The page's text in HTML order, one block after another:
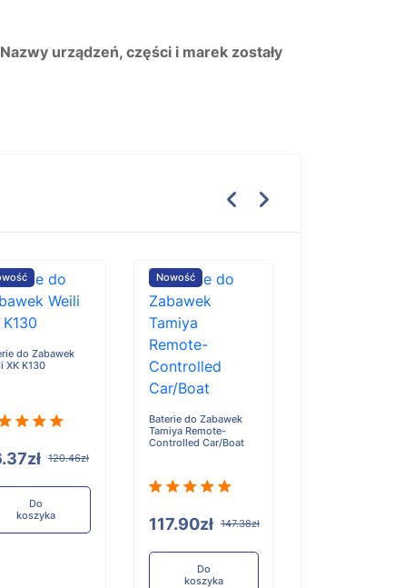
urządzeń, części i marek zostały
do Zabawek
XK K130
120.46zł
Do
koszyka
Nowość
Baterie do Zabawek
Tamiya Remote-
Controlled Car/Boat
117.90zł 147.38zł
Do
koszyka